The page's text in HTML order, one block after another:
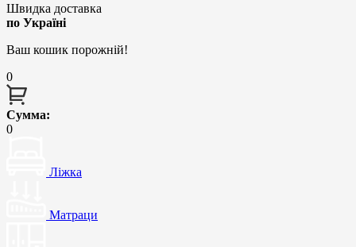
Швидка доставка
по Україні
Ваш кошик порожній!
0
Сумма:
0
Ліжка
Матраци